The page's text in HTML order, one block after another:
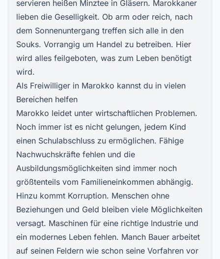
servieren heißen Minztee in Gläsern. Marokkaner
lieben die Geselligkeit. Ob arm oder reich, nach
dem Sonnenuntergang treffen sich alle in den
Souks. Vorrangig um Handel zu betreiben. Hier
wird alles feilgeboten, was zum Leben benötigt
wird.
Als Freiwilliger in Marokko kannst du in vielen
Bereichen helfen
Marokko leidet unter wirtschaftlichen Problemen.
Noch immer ist es nicht gelungen, jedem Kind
einen Schulabschluss zu ermöglichen. Fähige
Nachwuchskräfte fehlen und die
Ausbildungsmöglichkeiten sind immer noch
größtenteils vom Familieneinkommen abhängig.
Hinzu kommt Korruption. Menschen ohne
Beziehungen und Geld bleiben viele Möglichkeiten
versagt. Maschinen für eine richtige Industrie und
ein modernes Leben fehlen. Manch Bauer arbeitet
auf seinen Feldern wie schon seine Vorfahren vor